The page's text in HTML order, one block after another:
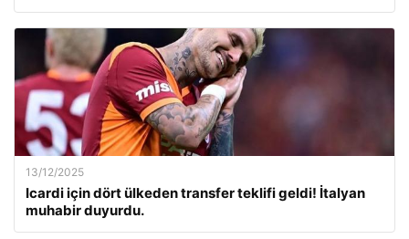
13/12/2025
Icardi için dört ülkeden transfer teklifi geldi! İtalyan
muhabir duyurdu.